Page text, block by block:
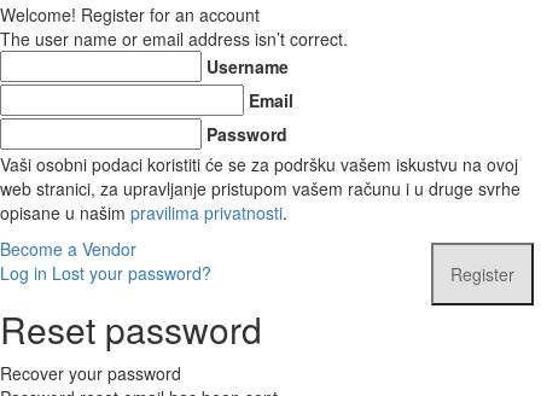
Welcome! Register for an account
The user name or email address isn’t correct.
Username
Email
Password
Vaši osobni podaci koristiti će se za podršku vašem iskustvu na ovoj
web stranici, za upravljanje pristupom vašem računu i u druge svrhe
opisane u našim pravilima privatnosti.
Become a Vendor
Log in Lost your password?
Reset password
Recover your password